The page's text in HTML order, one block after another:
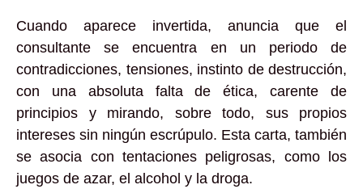
Cuando aparece invertida, anuncia que el
consultante se encuentra en un periodo de
contradicciones, tensiones, instinto de destrucción,
con una absoluta falta de ética, carente de
principios y mirando, sobre todo, sus propios
intereses sin ningún escrúpulo. Esta carta, también
se asocia con tentaciones peligrosas, como los
juegos de azar, el alcohol y la droga.